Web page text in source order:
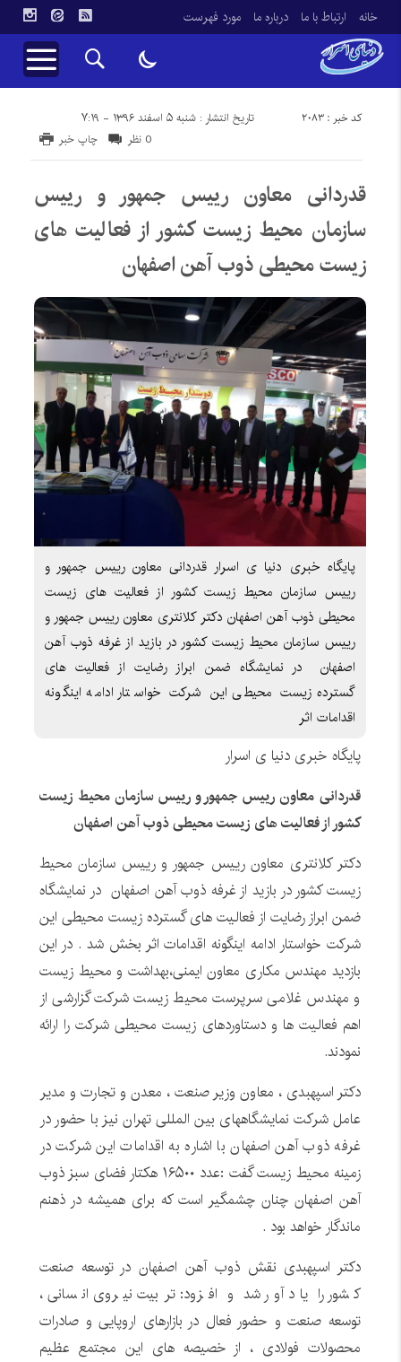
خانه ارتباط با ما درباره ما مورد فهرست
تاریخ انتشار : شنبه ۵ اسفند ۱۳۹۶ - ۷:۱۹ کد خبر : 2083
چاپ خبر 0 نظر
قدردانی معاون رییس جمهور و رییس
سازمان محیط زیست کشور از فعالیت های
زیست محیطی ذوب آهن اصفهان
پایگاه خبری دنیا ی اسرار قدردانی معاون رییس جمهور و
رییس سازمان محیط زیست کشور از فعالیت های زیست
محیطی ذوب آهن اصفهان دکتر کلانتری معاون رییس جمهور و
رییس سازمان محیط زیست کشور در بازید از غرفه ذوب آهن
اصفهان در نمایشگاه ضمن ابراز رضایت از فعالیت های
گسترده زیست محیطی این شرکت خواستار ادامه اینگونه
اقدامات اثر
پایگاه خبری دنیا ی اسرار
قدردانی معاون رییس جمهور و رییس سازمان محیط زیست
کشور از فعالیت های زیست محیطی ذوب آهن اصفهان
دکتر کلانتری معاون رییس جمهور و رییس سازمان محیط
زیست کشور در بازید از غرفه ذوب آهن اصفهان در نمایشگاه
ضمن ابراز رضایت از فعالیت های گسترده زیست محیطی این
شرکت خواستار ادامه اینگونه اقدامات اثر بخش شد . در این
بازدید مهندس مکاری معاون ایمنی،بهداشت و محیط زیست
و مهندس غلامی سرپرست محیط زیست شرکت گزارشی از
اهم فعالیت ها و دستاوردهای زیست محیطی شرکت را ارائه
نمودند.
دکتر اسپهبدی ، معاون وزیر صنعت ، معدن و تجارت و مدیر
عامل شرکت نمایشگاههای بین المللی تهران نیز با حضور در
غرفه ذوب آهن اصفهان با اشاره به اقدامات این شرکت در
زمینه محیط زیست گفت :عدد ۱۶۵۰۰ هکتار فضای سبز ذوب
آهن اصفهان چنان چشمگیر است که برای همیشه در ذهنم
ماندگار خواهد بود .
دکتر اسپهبدی نقش ذوب آهن اصفهان در توسعه صنعت
کشور را یاد آور شد و افزود: تربیت نیروی انسانی ،
توسعه صنعت و حضور فعال در بازارهای اروپایی و صادرات
محصولات فولادی ، از خصیصه های این مجتمع عظیم